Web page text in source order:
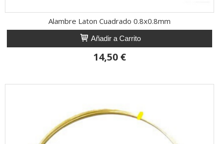
Alambre Laton Cuadrado 0.8x0.8mm
Añadir a Carrito
14,50 €